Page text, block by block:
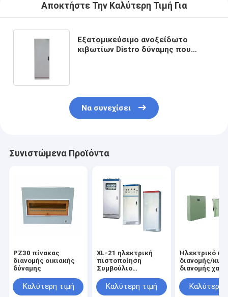
Αποκτήστε Την Καλύτερη Τιμή Για
Εξατομικεύσιμο ανοξείδωτο
κιβωτίων Distro δύναμης που
Να συνεχίσει
Συνιστώμενα Προϊόντα
PZ30 πίνακας
διανομής οικιακής
δύναμης
Καλύτερη τιμή
XL-21 ηλεκτρική
πιστοποίηση
Συμβούλιο
Συνεργασίας
κιβωτίων διανομής
Καλύτερη τιμή
Ηλεκτρικό
διανομής/
διανομής
κιβώτιο
Καλύτερη